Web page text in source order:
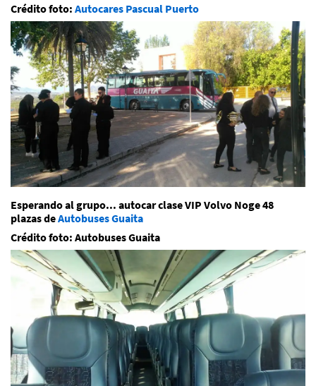
Crédito foto: Autocares Pascual Puerto
Esperando al grupo... autocar clase VIP Volvo Noge 48
plazas deAutobuses Guaita
Crédito foto: Autobuses Guaita